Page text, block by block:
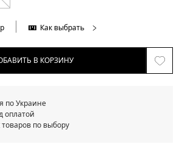
Как выбрать
В КОРЗИНУ
по Украине
оплатой
по выбору